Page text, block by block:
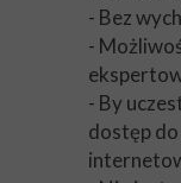
- Bez
-
- By
dostęp do